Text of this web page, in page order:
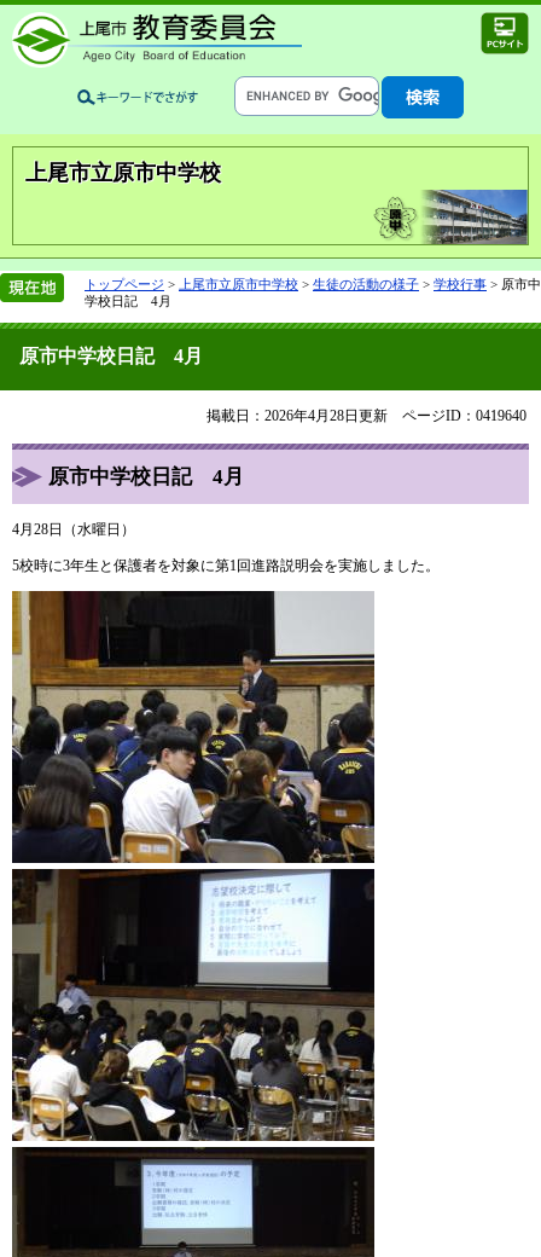
上尾市立原市中学校
トップページ > 上尾市立原市中学校 > 生徒の活動の様子 > 学校行事 > 原市中
学校日記 4月
原市中学校日記 4月
掲載日：2026年4月28日更新 ページID：0419640
原市中学校日記 4月
4月28日（水曜日）
5校時に3年生と保護者を対象に第1回進路説明会を実施しました。